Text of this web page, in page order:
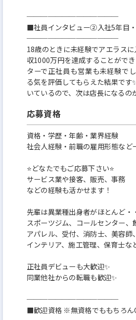
─────────────
■社員インタビュー②入社5年目
─────────────
18歳のときに未経験でアエラス
収1000万円を達成することができ
ターで正社員も営業も未経験で
る気を評価してもらえた結果です
いているので、次は店長になるの
応募資格
資格・学歴・年齢・業界経験
社会人経験・前職の雇用形態など
⭐どなたでもご応募下さい⭐
サービス業や接客、販売、事務
などの経験も活かせます！
先輩は異業種出身者がほとんど・
スポーツジム、コールセンター、
アパレル、受付、消防士、美容師、
インテリア、施工管理、保育士な
正社員デビューも大歓迎✨
同業他社からの転職も歓迎✨
─────────────
■歓迎資格 ※無資格でももちろん